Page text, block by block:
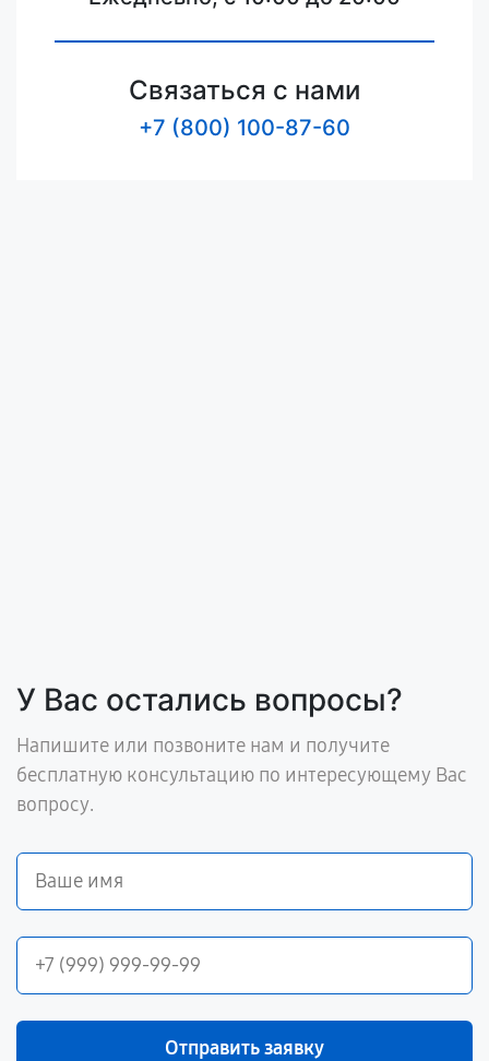
Связаться с нами
+7 (800) 100-87-60
У Вас остались вопросы?
Напишите или позвоните нам и получите
бесплатную консультацию по интересующему Вас
вопросу.
Отправить заявку